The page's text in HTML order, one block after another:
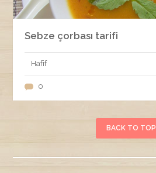
Sebze çorbası tarifi
Hafif
0
BACK TO TOP